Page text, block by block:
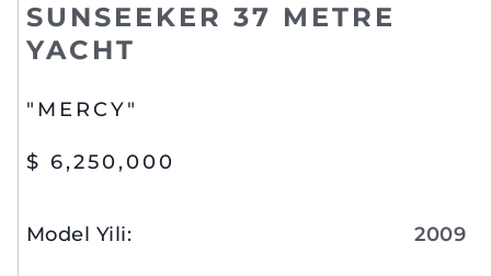
SUNSEEKER 37 METRE
YACHT
"MERCY"
$ 6,250,000
Model Yili: 2009